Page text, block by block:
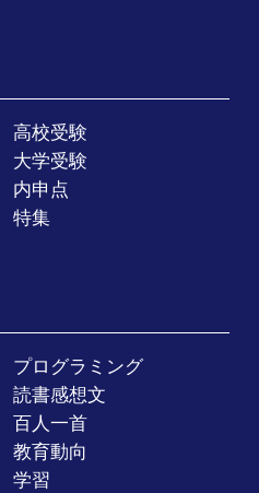
高校受験
大学受験
内申点
特集
プログラミング
読書感想文
百人一首
教育動向
学習